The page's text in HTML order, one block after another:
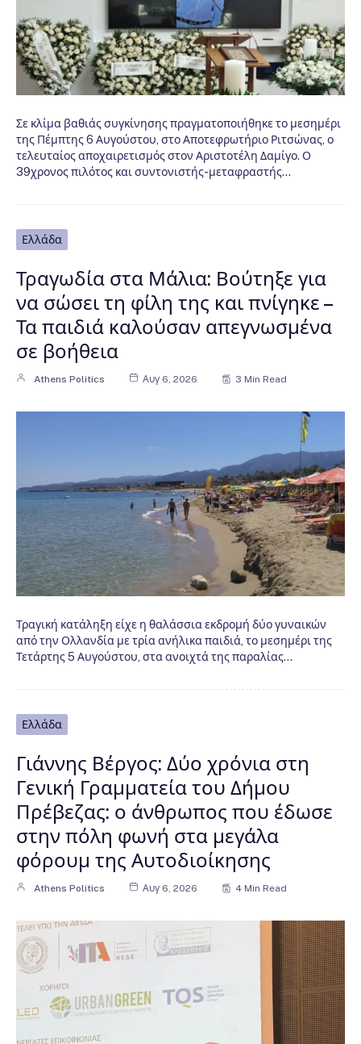
Σε κλίμα βαθιάς συγκίνησης πραγματοποιήθηκε το μεσημέρι
της Πέμπτης 6 Αυγούστου, στο Αποτεφρωτήριο Ριτσώνας, ο
τελευταίος αποχαιρετισμός στον Αριστοτέλη Δαμίγο. Ο
39χρονος πιλότος και συντονιστής-μεταφραστής…
Ελλάδα
Τραγωδία στα Μάλια: Βούτηξε για
να σώσει τη φίλη της και πνίγηκε –
Τα παιδιά καλούσαν απεγνωσμένα
σε βοήθεια
Athens Politics Αυγ 6, 2026 3 Min Read
Τραγική κατάληξη είχε η θαλάσσια εκδρομή δύο γυναικών
από την Ολλανδία με τρία ανήλικα παιδιά, το μεσημέρι της
Τετάρτης 5 Αυγούστου, στα ανοιχτά της παραλίας…
Ελλάδα
Γιάννης Βέργος: Δύο χρόνια στη
Γενική Γραμματεία του Δήμου
Πρέβεζας: ο άνθρωπος που έδωσε
στην πόλη φωνή στα μεγάλα
φόρουμ της Αυτοδιοίκησης
Athens Politics Αυγ 6, 2026 4 Min Read